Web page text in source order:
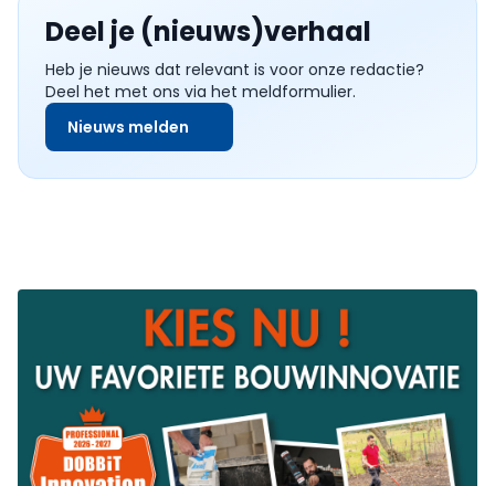
Deel je (nieuws)verhaal
Heb je nieuws dat relevant is voor onze redactie?
Deel het met ons via het meldformulier.
Nieuws melden